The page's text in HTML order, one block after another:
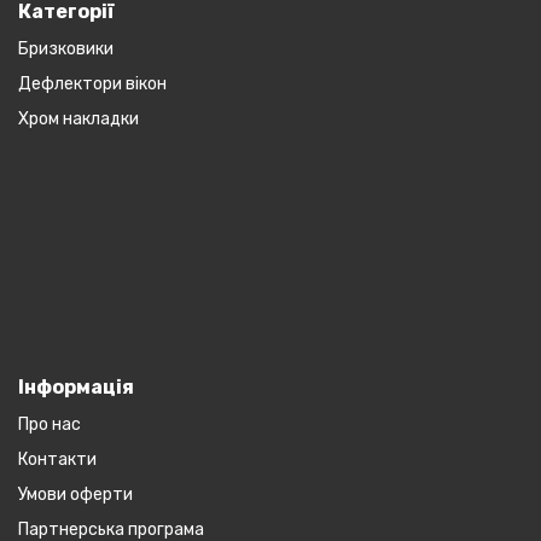
Категорії
Бризковики
Дефлектори вікон
Хром накладки
Інформація
Про нас
Контакти
Умови оферти
Партнерська програма